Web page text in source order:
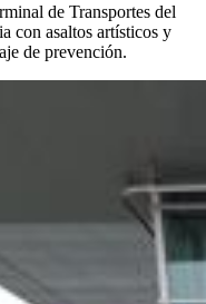
de Transportes del
con asaltos artísticos y
de prevención.